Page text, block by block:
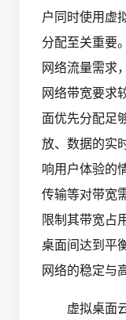
户同时使用虚
分配至关重要
网络流量需求
网络带宽要求
面优先分配足
放、数据的实
响用户体验的
传输等对带宽
限制其带宽占
桌面间达到平
网络的稳定与
虚拟桌面